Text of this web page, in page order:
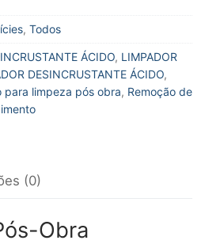
, Todos
ÁCIDO, LIMPADOR
DESINCRUSTANTE ÁCIDO,
para limpeza pós obra, Remoção de
(0)
Obra